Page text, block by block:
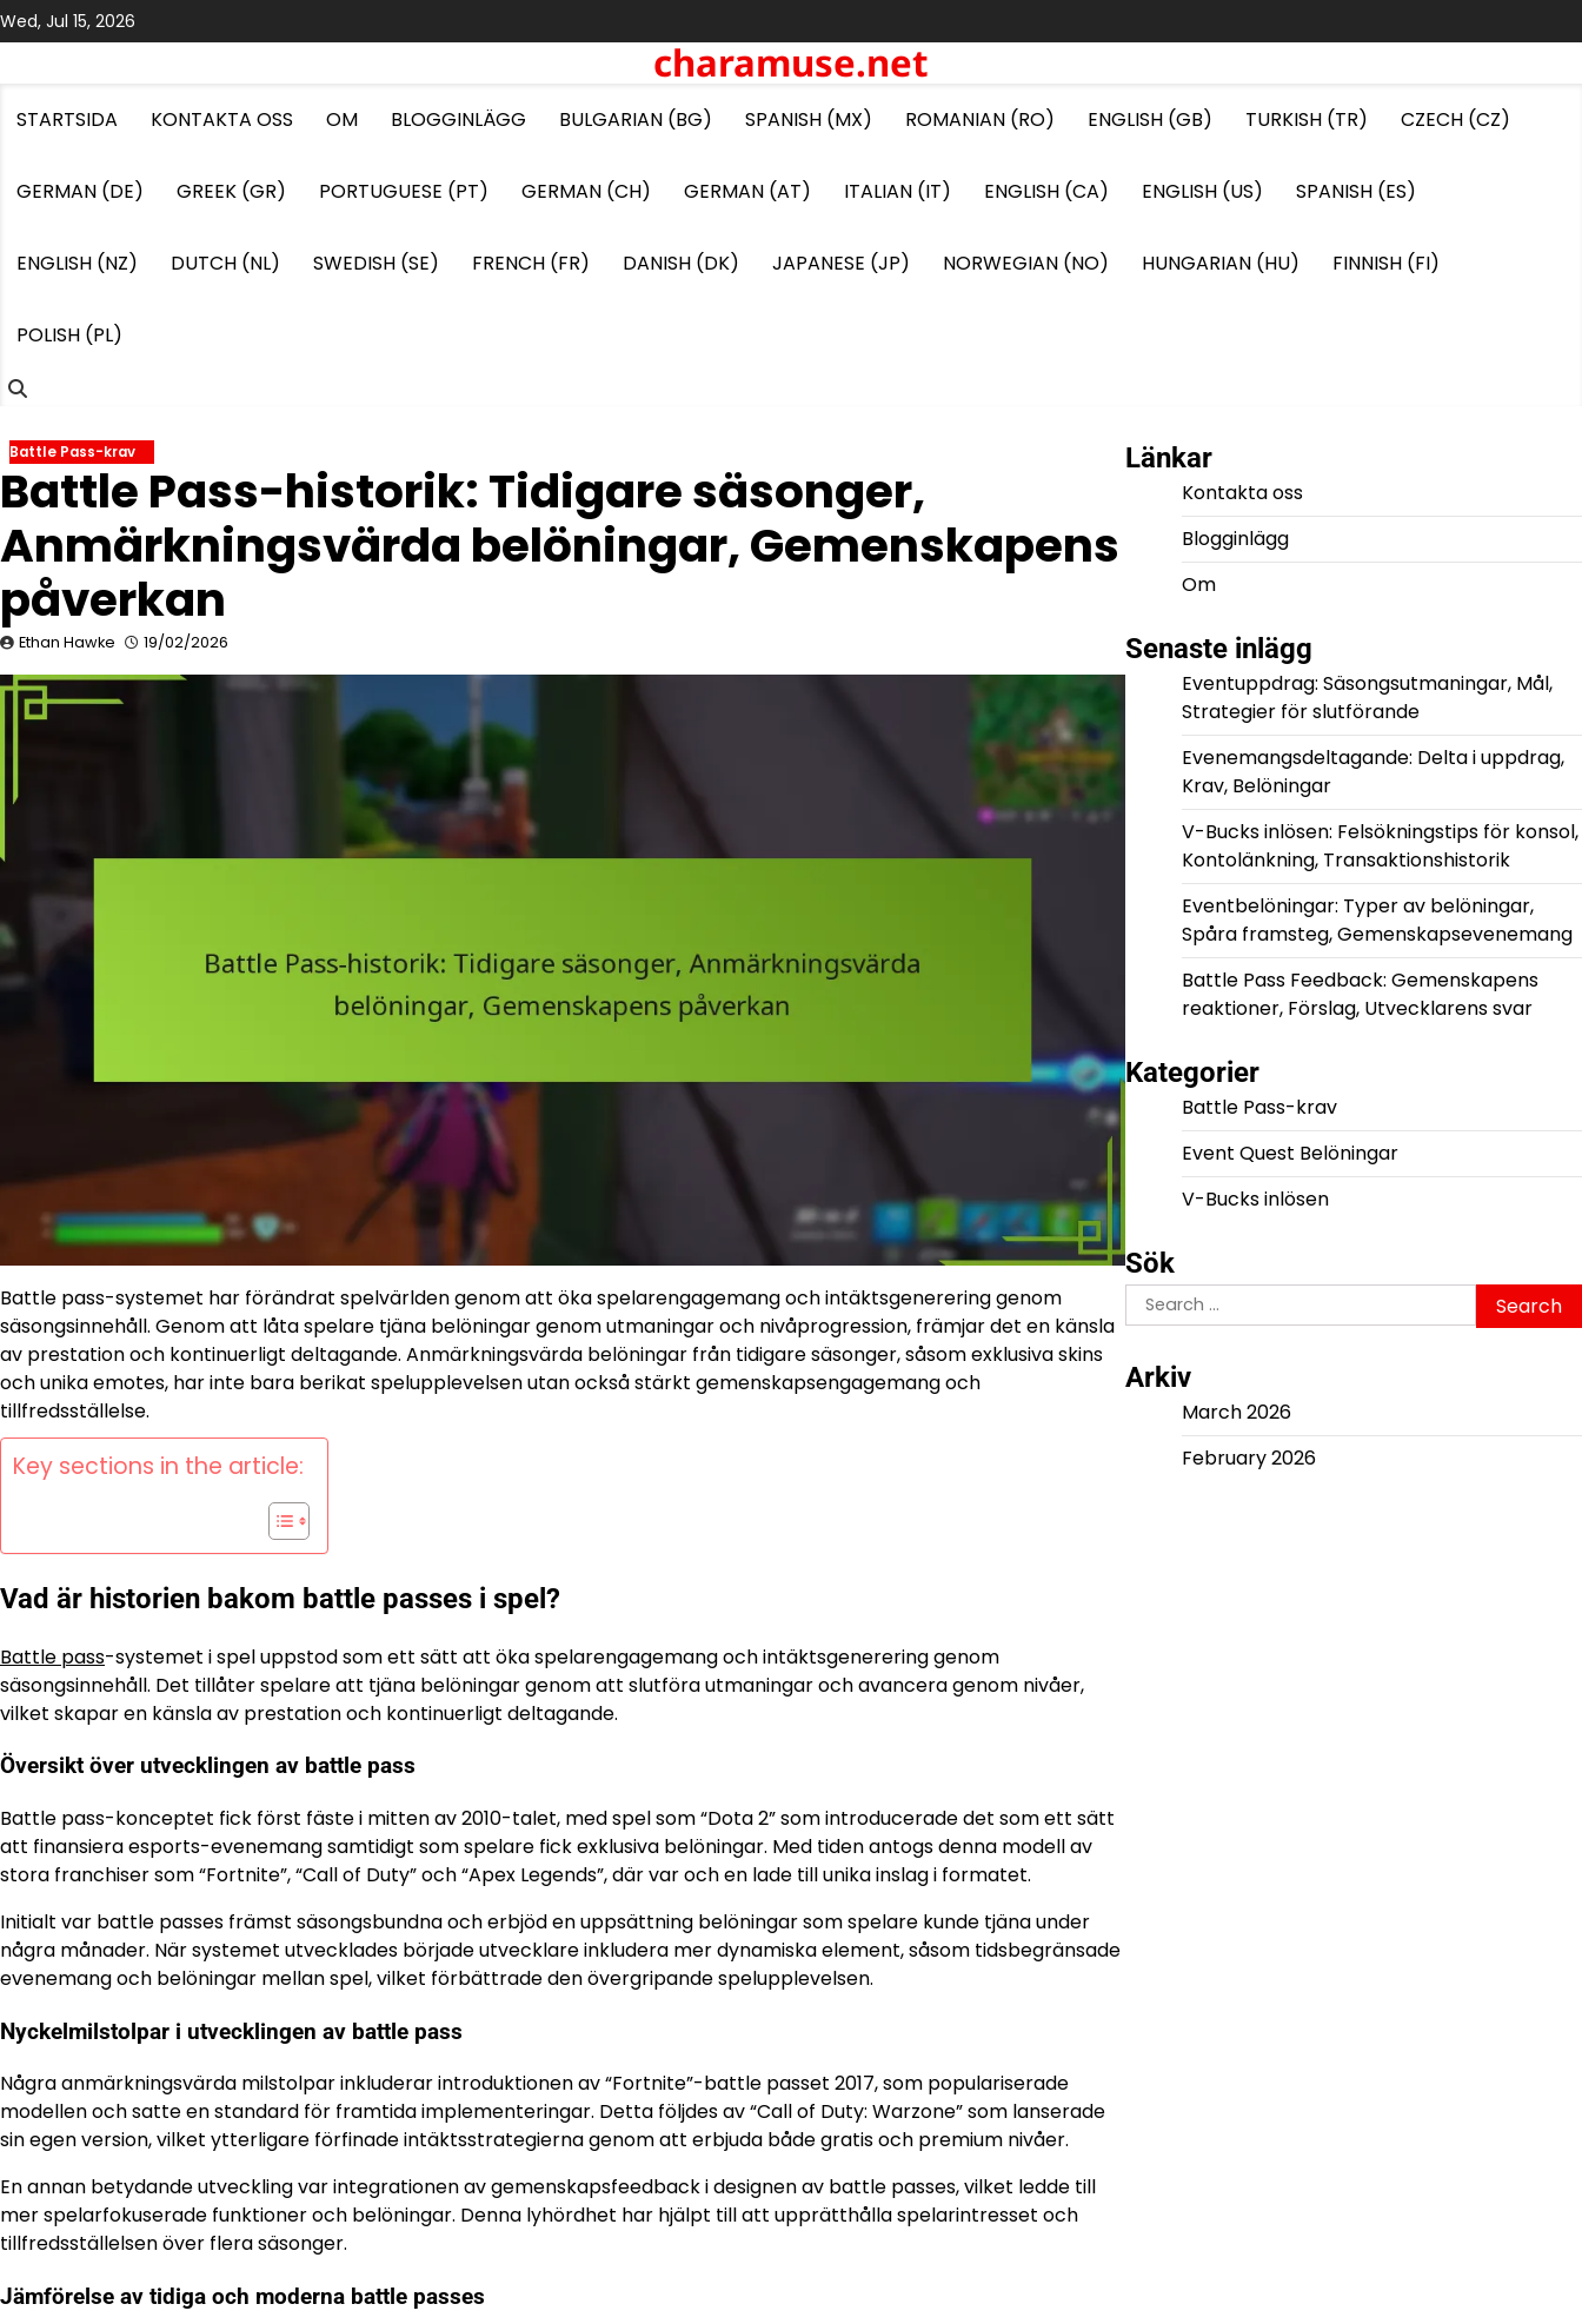
Skip
to
Wed, Jul 15, 2026
charamuse.net
STARTSIDA KONTAKTA OSS OM BLOGGINLÄGG BULGARIAN (BG) SPANISH (MX) ROMANIAN (RO) ENGLISH (GB) TURKISH (TR) CZECH (CZ)
GERMAN (DE) GREEK (GR) PORTUGUESE (PT) GERMAN (CH) GERMAN (AT) ITALIAN (IT) ENGLISH (CA) ENGLISH (US) SPANISH (ES)
ENGLISH (NZ) DUTCH (NL) SWEDISH (SE) FRENCH (FR) DANISH (DK) JAPANESE (JP) NORWEGIAN (NO) HUNGARIAN (HU) FINNISH (FI)
POLISH (PL)
Battle Pass-krav
Battle Pass-historik: Tidigare säsonger,
Anmärkningsvärda belöningar, Gemenskapens
påverkan
Ethan Hawke 19/02/2026
Battle pass-systemet har förändrat spelvärlden genom att öka spelarengagemang och intäktsgenerering genom
säsongsinnehåll. Genom att låta spelare tjäna belöningar genom utmaningar och nivåprogression, främjar det en känsla
av prestation och kontinuerligt deltagande. Anmärkningsvärda belöningar från tidigare säsonger, såsom exklusiva skins
och unika emotes, har inte bara berikat spelupplevelsen utan också stärkt gemenskapsengagemang och
tillfredsställelse.
Key sections in the article:
Vad är historien bakom battle passes i spel?
Battle pass-systemet i spel uppstod som ett sätt att öka spelarengagemang och intäktsgenerering genom
säsongsinnehåll. Det tillåter spelare att tjäna belöningar genom att slutföra utmaningar och avancera genom nivåer,
vilket skapar en känsla av prestation och kontinuerligt deltagande.
Översikt över utvecklingen av battle pass
Battle pass-konceptet fick först fäste i mitten av 2010-talet, med spel som “Dota 2” som introducerade det som ett sätt
att finansiera esports-evenemang samtidigt som spelare fick exklusiva belöningar. Med tiden antogs denna modell av
stora franchiser som “Fortnite”, “Call of Duty” och “Apex Legends”, där var och en lade till unika inslag i formatet.
Initialt var battle passes främst säsongsbundna och erbjöd en uppsättning belöningar som spelare kunde tjäna under
några månader. När systemet utvecklades började utvecklare inkludera mer dynamiska element, såsom tidsbegränsade
evenemang och belöningar mellan spel, vilket förbättrade den övergripande spelupplevelsen.
Nyckelmilstolpar i utvecklingen av battle pass
Några anmärkningsvärda milstolpar inkluderar introduktionen av “Fortnite”-battle passet 2017, som populariserade
modellen och satte en standard för framtida implementeringar. Detta följdes av “Call of Duty: Warzone” som lanserade
sin egen version, vilket ytterligare förfinade intäktsstrategierna genom att erbjuda både gratis och premium nivåer.
En annan betydande utveckling var integrationen av gemenskapsfeedback i designen av battle passes, vilket ledde till
mer spelarfokuserade funktioner och belöningar. Denna lyhördhet har hjälpt till att upprätthålla spelarintresset och
tillfredsställelsen över flera säsonger.
Jämförelse av tidiga och moderna battle passes
Länkar
Kontakta oss
Blogginlägg
Om
Senaste inlägg
Eventuppdrag: Säsongsutmaningar, Mål,
Strategier för slutförande
Evenemangsdeltagande: Delta i uppdrag,
Krav, Belöningar
V-Bucks inlösen: Felsökningstips för konsol,
Kontolänkning, Transaktionshistorik
Eventbelöningar: Typer av belöningar,
Spåra framsteg, Gemenskapsevenemang
Battle Pass Feedback: Gemenskapens
reaktioner, Förslag, Utvecklarens svar
Kategorier
Battle Pass-krav
Event Quest Belöningar
V-Bucks inlösen
Sök
Search
for:
Arkiv
March 2026
February 2026